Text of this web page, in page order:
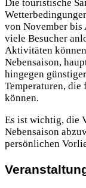
Die touristische
von November bis
viele Besucher
Aktivitäten
Nebensaison,
hingegen
Temperaturen, die
können.
Es ist wichtig, die
Nebensaison
persönlichen